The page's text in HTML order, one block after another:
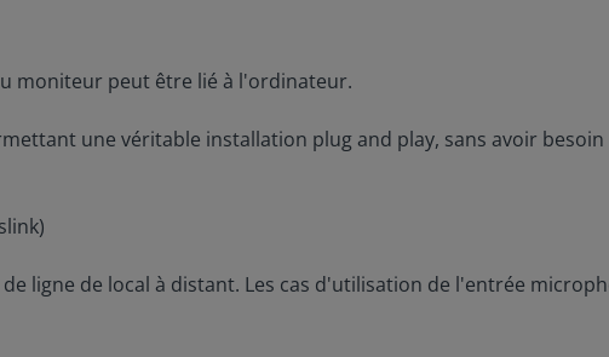
moniteur peut être lié à l'ordinateur.
une véritable installation plug and play, sans avoir
ligne de local à distant. Les cas d'utilisation de l'entrée